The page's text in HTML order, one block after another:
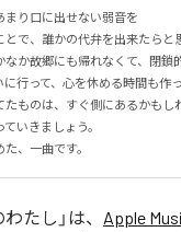
まり口に出せない弱音を
で、誰かの代弁を出来たらと
なか故郷にも帰れなくて、閉鎖
行って、心を休める時間も作っ
たものは、すぐ側にあるかも
いきましょう。
、一曲です。
たし 」は、 Apple